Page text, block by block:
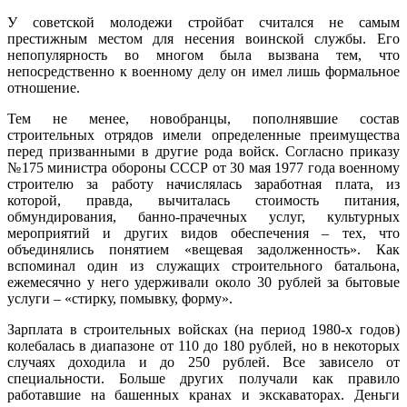
У советской молодежи стройбат считался не самым
престижным местом для несения воинской службы. Его
непопулярность во многом была вызвана тем, что
непосредственно к военному делу он имел лишь формальное
отношение.
Тем не менее, новобранцы, пополнявшие состав
строительных отрядов имели определенные преимущества
перед призванными в другие рода войск. Согласно приказу
№175 министра обороны СССР от 30 мая 1977 года военному
строителю за работу начислялась заработная плата, из
которой, правда, вычиталась стоимость питания,
обмундирования, банно-прачечных услуг, культурных
мероприятий и других видов обеспечения – тех, что
объединялись понятием «вещевая задолженность». Как
вспоминал один из служащих строительного батальона,
ежемесячно у него удерживали около 30 рублей за бытовые
услуги – «стирку, помывку, форму».
Зарплата в строительных войсках (на период 1980-х годов)
колебалась в диапазоне от 110 до 180 рублей, но в некоторых
случаях доходила и до 250 рублей. Все зависело от
специальности. Больше других получали как правило
работавшие на башенных кранах и экскаваторах. Деньги